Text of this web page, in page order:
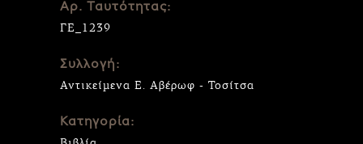
Αρ. Ταυτότητας:
ΓΕ_1239
Συλλογή:
Αντικείμενα Ε. Αβέρωφ - Τοσίτσα
Κατηγορία: